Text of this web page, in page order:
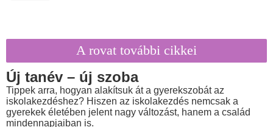
A rovat további cikkei
Új tanév – új szoba
Tippek arra, hogyan alakítsuk át a gyerekszobát az
iskolakezdéshez? Hiszen az iskolakezdés nemcsak a
gyerekek életében jelent nagy változást, hanem a család
mindennapjaiban is.